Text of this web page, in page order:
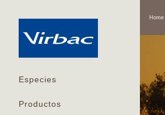
Especies
Productos
Home